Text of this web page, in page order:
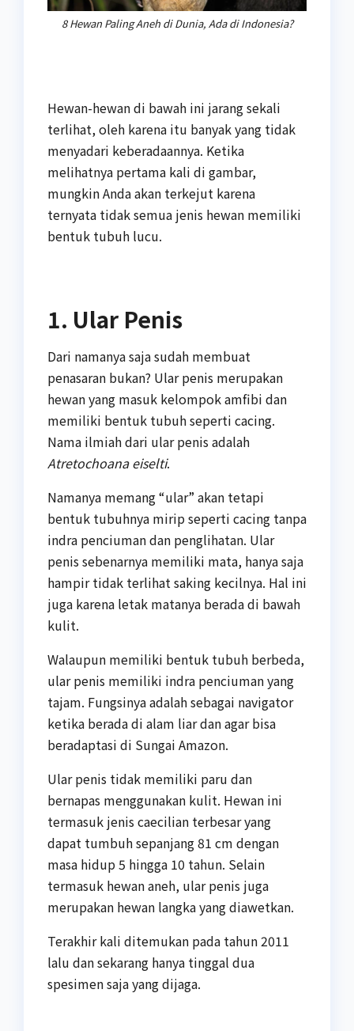
8 Hewan Paling Aneh di Dunia, Ada di Indonesia?
Hewan-hewan di bawah ini jarang sekali
terlihat, oleh karena itu banyak yang tidak
menyadari keberadaannya. Ketika
melihatnya pertama kali di gambar,
mungkin Anda akan terkejut karena
ternyata tidak semua jenis hewan memiliki
bentuk tubuh lucu.
1. Ular Penis
Dari namanya saja sudah membuat
penasaran bukan? Ular penis merupakan
hewan yang masuk kelompok amfibi dan
memiliki bentuk tubuh seperti cacing.
Nama ilmiah dari ular penis adalah
Atretochoana eiselti.
Namanya memang “ular” akan tetapi
bentuk tubuhnya mirip seperti cacing tanpa
indra penciuman dan penglihatan. Ular
penis sebenarnya memiliki mata, hanya saja
hampir tidak terlihat saking kecilnya. Hal ini
juga karena letak matanya berada di bawah
kulit.
Walaupun memiliki bentuk tubuh berbeda,
ular penis memiliki indra penciuman yang
tajam. Fungsinya adalah sebagai navigator
ketika berada di alam liar dan agar bisa
beradaptasi di Sungai Amazon.
Ular penis tidak memiliki paru dan
bernapas menggunakan kulit. Hewan ini
termasuk jenis caecilian terbesar yang
dapat tumbuh sepanjang 81 cm dengan
masa hidup 5 hingga 10 tahun. Selain
termasuk hewan aneh, ular penis juga
merupakan hewan langka yang diawetkan.
Terakhir kali ditemukan pada tahun 2011
lalu dan sekarang hanya tinggal dua
spesimen saja yang dijaga.